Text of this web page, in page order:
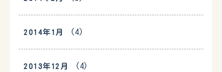
2014年1月 (4)
2013年12月 (4)